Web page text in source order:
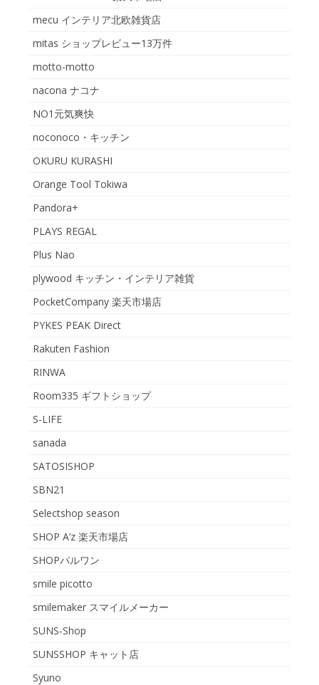
mecu インテリア北欧雑貨店
mitas ショップレビュー13万件
motto-motto
nacona ナコナ
NO1元気爽快
noconoco・キッチン
OKURU KURASHI
Orange Tool Tokiwa
Pandora+
PLAYS REGAL
Plus Nao
plywood キッチン・インテリア雑貨
PocketCompany 楽天市場店
PYKES PEAK Direct
Rakuten Fashion
RINWA
Room335 ギフトショップ
S-LIFE
sanada
SATOSISHOP
SBN21
Selectshop season
SHOP A’z 楽天市場店
SHOPパルワン
smile picotto
smilemaker スマイルメーカー
SUNS-Shop
SUNSSHOP キャット店
Syuno